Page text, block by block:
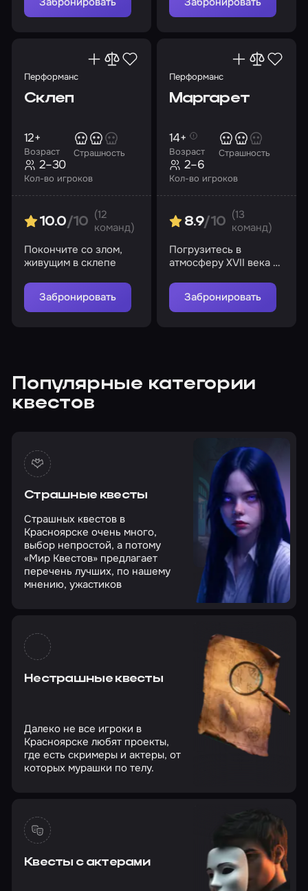
Перформанс
Склеп
Возраст
12+
Страшность
Кол-во игроков
2–30
10.0/10
(12
команд)
Покончите со злом,
живущим в склепе
Забронировать
Перформанс
Маргарет
Возраст
14+
Страшность
Кол-во игроков
2–6
8.9/10
(13
команд)
Погрузитесь в
атмосферу XVII века и
Забронировать
Популярные категории
квестов
Страшные квесты
Страшных квестов в
Красноярске очень много,
выбор непростой, а потому
«Мир Квестов» предлагает
перечень лучших, по нашему
мнению, ужастиков
Нестрашные квесты
Далеко не все игроки в
Красноярске любят проекты,
где есть скримеры и актеры, от
которых мурашки по телу.
Квесты с актерами